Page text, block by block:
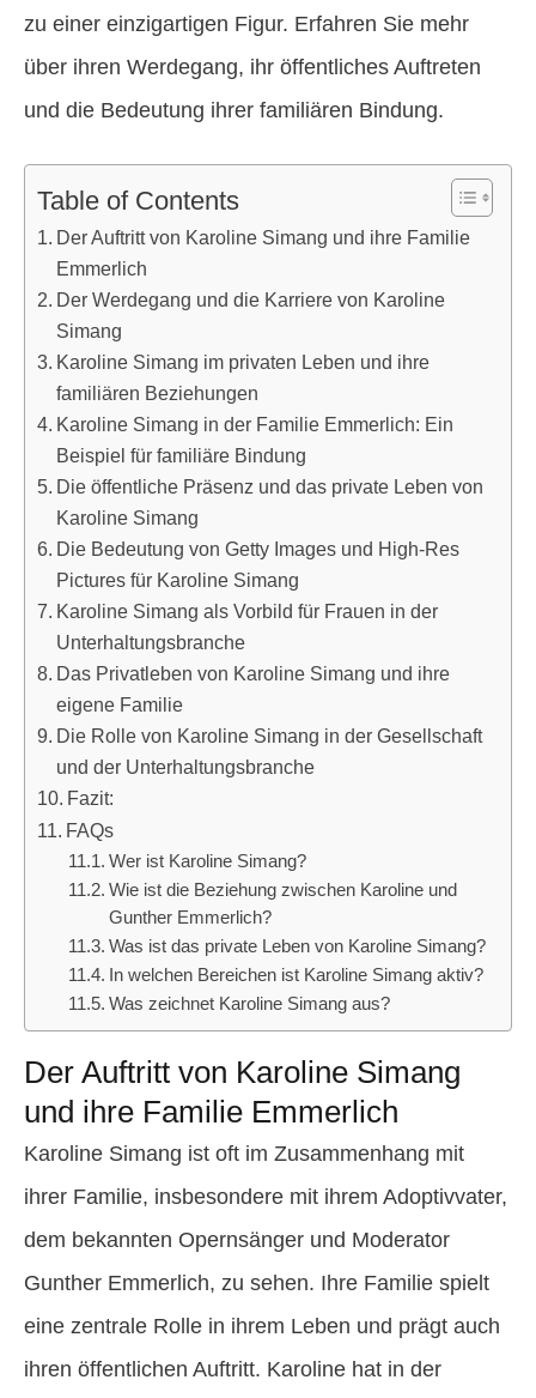
zu einer einzigartigen Figur. Erfahren Sie mehr
über ihren Werdegang, ihr öffentliches Auftreten
und die Bedeutung ihrer familiären Bindung.
Table of Contents
Der Auftritt von Karoline Simang und ihre Familie
Emmerlich
Der Werdegang und die Karriere von Karoline
Simang
Karoline Simang im privaten Leben und ihre
familiären Beziehungen
Karoline Simang in der Familie Emmerlich: Ein
Beispiel für familiäre Bindung
Die öffentliche Präsenz und das private Leben von
Karoline Simang
Die Bedeutung von Getty Images und High-Res
Pictures für Karoline Simang
Karoline Simang als Vorbild für Frauen in der
Unterhaltungsbranche
Das Privatleben von Karoline Simang und ihre
eigene Familie
Die Rolle von Karoline Simang in der Gesellschaft
und der Unterhaltungsbranche
Fazit:
FAQs
Wer ist Karoline Simang?
Wie ist die Beziehung zwischen Karoline und
Gunther Emmerlich?
Was ist das private Leben von Karoline Simang?
In welchen Bereichen ist Karoline Simang aktiv?
Was zeichnet Karoline Simang aus?
Der Auftritt von Karoline Simang
und ihre Familie Emmerlich
Karoline Simang ist oft im Zusammenhang mit
ihrer Familie, insbesondere mit ihrem Adoptivvater,
dem bekannten Opernsänger und Moderator
Gunther Emmerlich, zu sehen. Ihre Familie spielt
eine zentrale Rolle in ihrem Leben und prägt auch
ihren öffentlichen Auftritt. Karoline hat in der